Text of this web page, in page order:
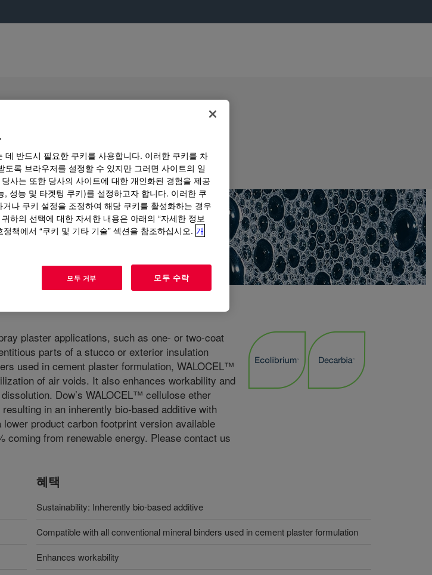
Ether
구매 옵션
plaster applications, such as one- or two-coat
parts of a stucco or exterior insulation
used in cement plaster formulation, WALOCEL™
of air voids. It also enhances workability and
Dow’s WALOCEL™ cellulose ether
in an inherently bio-based additive with
product carbon footprint version available
from renewable energy. Please contact us
혜택
Sustainability: Inherently bio-based additive
Compatible with all conventional mineral binders used in cement plaster formulation
Enhances workability
데 반드시 필요한 쿠키를 사용합니다. 이러한 쿠키를 차
록 브라우저를 설정할 수 있지만 그러면 사이트의 일
사는 또한 당사의 사이트에 대한 개인화된 경험을 제공
성능 및 타겟팅 쿠키)를 설정하고자 합니다. 이러한 쿠
나 쿠키 설정을 조정하여 해당 쿠키를 활성화하는 경우
하의 선택에 대한 자세한 내용은 아래의 “자세한 정보
책에서 “쿠키 및 기타 기술” 섹션을 참조하십시오. 개
모두 거부 모두 수락